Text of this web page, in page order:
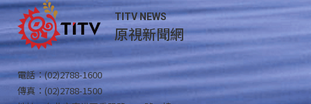
TITV NEWS
原視新聞網
電話：(02)2788-1600
傳真：(02)2788-1500